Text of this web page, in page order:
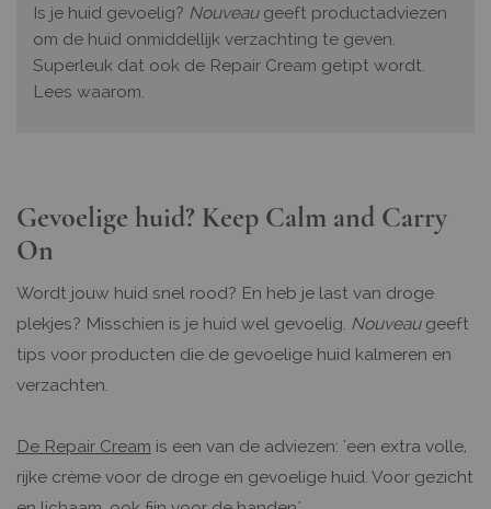
Is je huid gevoelig? Nouveaugeeft productadviezen
om de huid onmiddellijk verzachting te geven.
Superleuk dat ook de Repair Cream getipt wordt.
Lees waarom.
Gevoelige huid? Keep Calm and Carry
On
Wordt jouw huid snel rood? En heb je last van droge
plekjes? Misschien is je huid wel gevoelig. Nouveaugeeft
tips voor producten die de gevoelige huid kalmeren en
verzachten.
De Repair Cream is een van de adviezen: 'een extra volle,
rijke crème voor de droge en gevoelige huid. Voor gezicht